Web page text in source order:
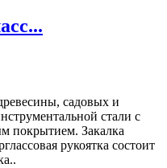
садовых и
стали с
покрытием. Закалка
рукоятка состоит